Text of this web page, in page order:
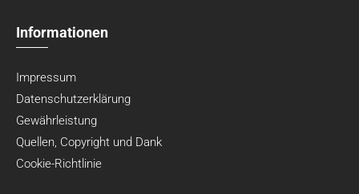
Informationen
Impressum
Datenschutzerklärung
Gewährleistung
Quellen, Copyright und Dank
Cookie-Richtlinie